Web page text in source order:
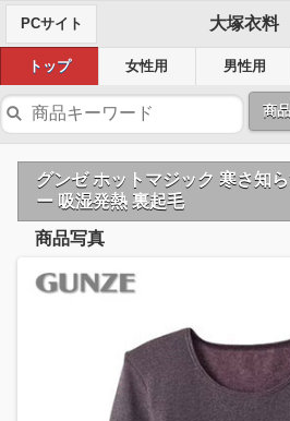
PCサイト 大塚衣料
トップ 女性用 男性用
商
グンゼ ホットマジック 寒さ知
ー 吸湿発熱 裏起毛
商品写真